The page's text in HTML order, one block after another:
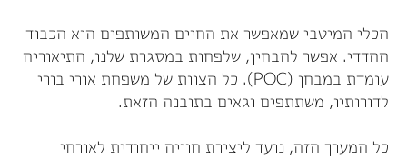
הכלי המיטבי שמאפשר את החיים המשותפים הוא הכבוד
ההדדי. אפשר להבחין, שלפחות במסגרת שלנו, התיאוריה
עומדת במבחן (POC). כל הצוות של משפחת אורי בורי
לדורותיו, משתתפים וגאים בתובנה הזאת.
כל המערך הזה, נועד ליצירת חוויה ייחודית לאורחי